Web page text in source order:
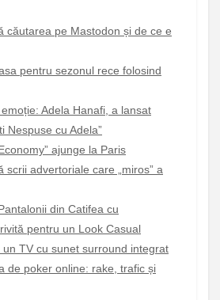
căutarea pe Mastodon și de ce e
pentru sezonul rece folosind
Adela Hanafi, a lansat
Nespuse cu Adela”
ajunge la Paris
scrii advertoriale care „miros” a
din Catifea cu
pentru un Look Casual
TV cu sunet surround integrat
de poker online: rake, trafic și